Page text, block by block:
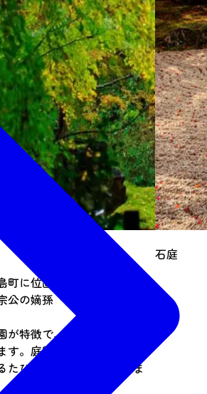
石庭
に位置する臨済宗妙心寺
の嫡孫「光宗公」の菩提
特徴で、特に秋の紅葉は
。庭園内には、七福神が
たびに新たな発見がありま